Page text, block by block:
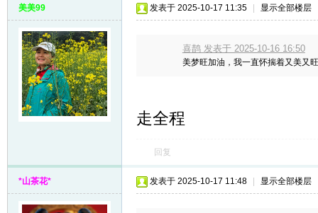
美美99 发表于 2025-10-17 11:35 显示全部楼层
喜鹊 发表于 2025-10-16 16:50
美梦旺加油，我一直怀揣着又美又
走全程
回复
*山茶花* 发表于 2025-10-17 11:48 显示全部楼层